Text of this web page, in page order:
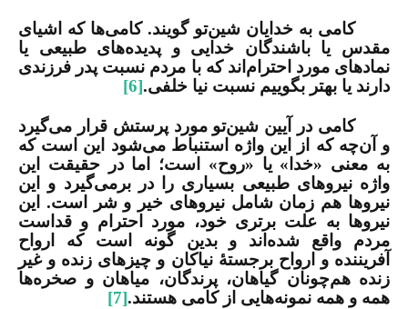
کامی به خدایان شین‌تو گویند. کامی‌ها که اشیای
مقدس یا باشندگان خدایی و پدیده‌های طبیعی یا
نمادهای مورد احترام‌اند که با مردم نسبت پدر فرزندی
دارند یا بهتر بگوییم نسبت نیا خلفی.[6]
کامی در آیین شین‌تو مورد پرستش قرار می‌گیرد
و آن‌چه که از این واژه استنباط می‌شود این است که
به معنی «خدا» یا «روح» است؛ اما در حقیقت این
واژه نیروهای طبیعی بسیاری را در برمی‌گیرد و این
نیروها هم زمان شامل نیروهای خیر و شر است. این
نیروها به علت برتری خود، مورد احترام و قداست
مردم واقع شده‌اند و بدین گونه است که ارواح
آفریننده و ارواح برجستۀ نیاکان و چیزهای زنده و غیر
زنده هم‌چونان گیاهان، پرندگان، میاهان و صخره‌ها
همه و همه نمونه‌هایی از کامی هستند.[7]